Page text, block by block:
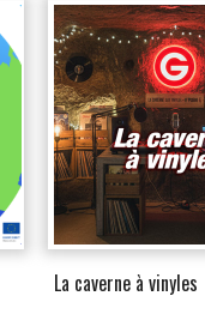
La caverne à vinyles